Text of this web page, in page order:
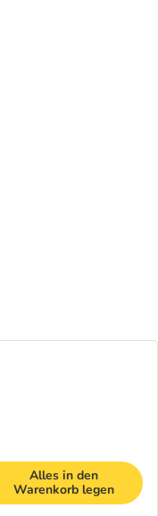
Alles in den
Warenkorb legen